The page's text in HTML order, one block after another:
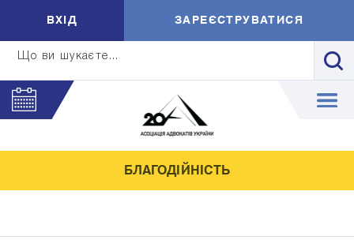
Що ви шукаєте...
ВXIД ЗАРЕЄСТРУВАТИСЯ
БЛАГОДІЙНІСТЬ